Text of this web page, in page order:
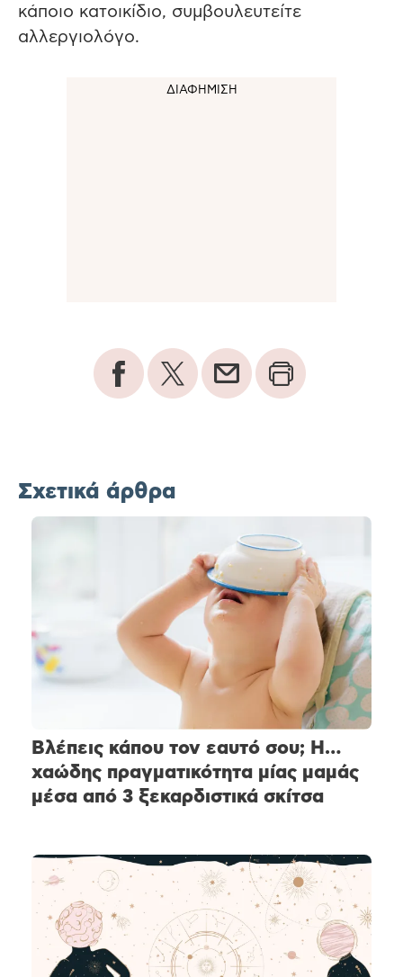
κάποιο κατοικίδιο, συμβουλευτείτε
αλλεργιολόγο.
Σχετικά άρθρα
Βλέπεις κάπου τον εαυτό σου; Η…
χαώδης πραγματικότητα μίας μαμάς
μέσα από 3 ξεκαρδιστικά σκίτσα